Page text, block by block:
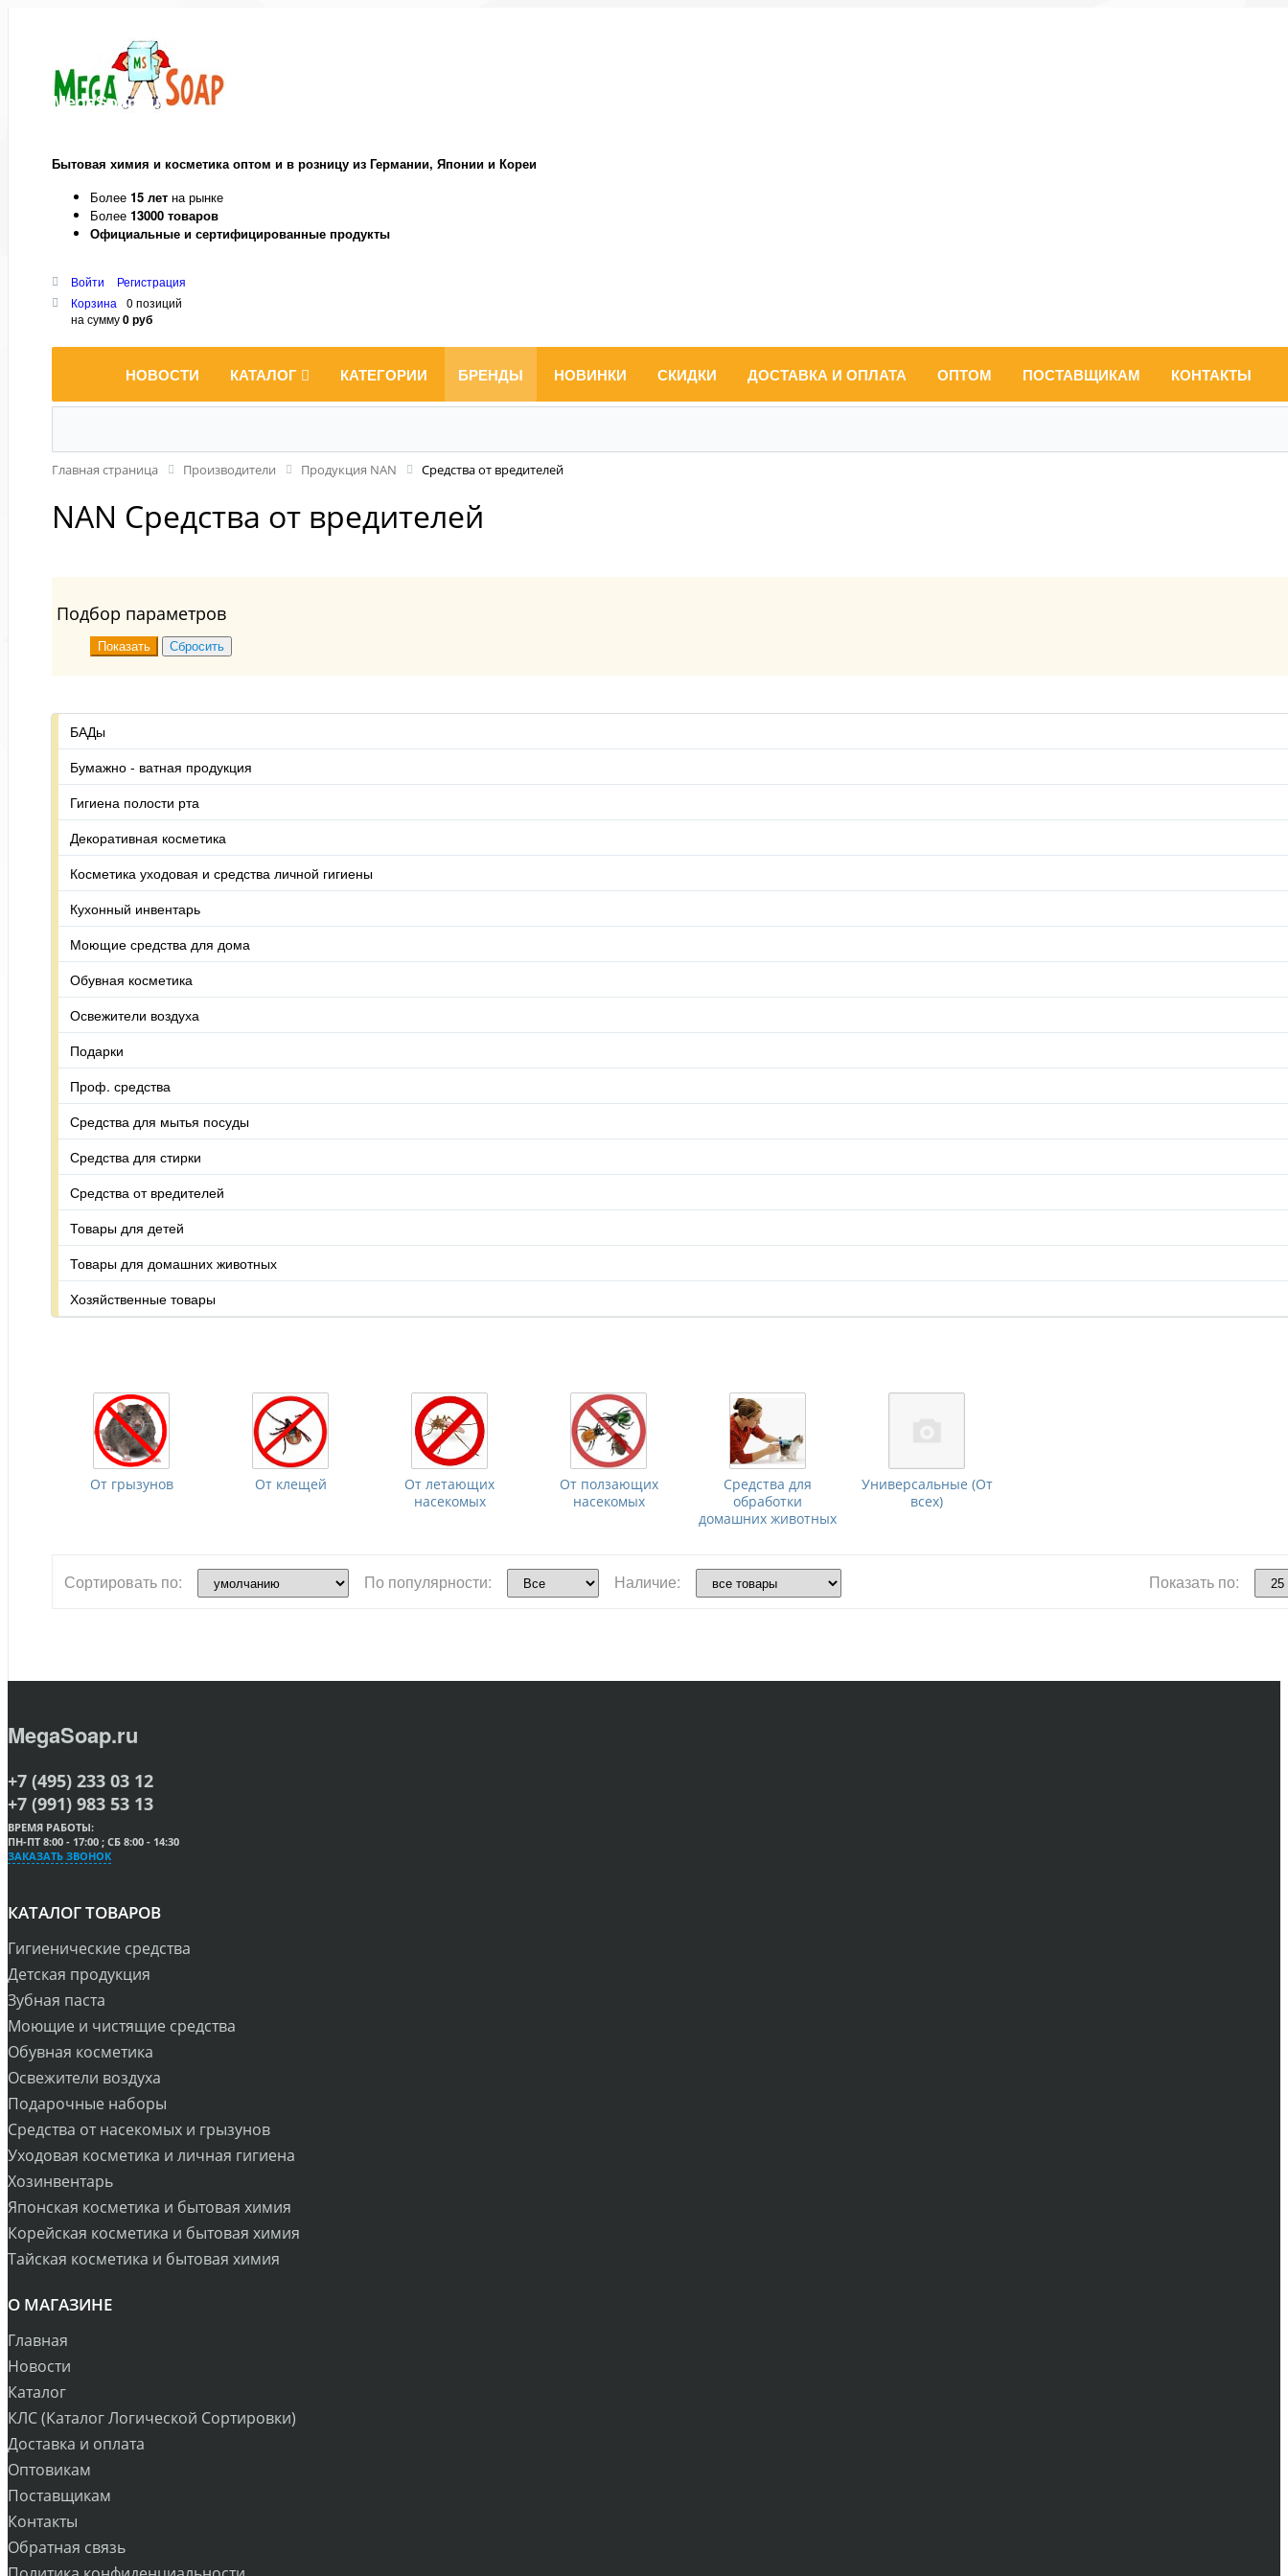
MegaSoap.ru
Бытовая химия и косметика оптом и в розницу из Германии, Японии и Кореи
Более 15 лет на рынке
Более 13000 товаров
Официальные и сертифицированные продукты
Войти
Регистрация
Корзина
0 позиций
на сумму0 руб
НОВОСТИ КАТАЛОГ КАТЕГОРИИ БРЕНДЫ НОВИНКИ СКИДКИ ДОСТАВКА И ОПЛАТА ОПТОМ ПОСТАВЩИКАМ КОНТАКТЫ
Главная страница Производители Продукция NAN Средства от вредителей
NAN Средства от вредителей
Подбор параметров
БАДы
Бумажно - ватная продукция
Гигиена полости рта
Декоративная косметика
Косметика уходовая и средства личной гигиены
Кухонный инвентарь
Моющие средства для дома
Обувная косметика
Освежители воздуха
Подарки
Проф. средства
Средства для мытья посуды
Средства для стирки
Средства от вредителей
Товары для детей
Товары для домашних животных
Хозяйственные товары
От грызунов От клещей
От летающих
насекомых
От ползающих
насекомых
Средства для
обработки
домашних животных
Универсальные (От
всех)
Сортировать по: По популярности: Наличие: Показать по:
MegaSoap.ru
+7 (495) 233 03 12
+7 (991) 983 53 13
ВРЕМЯ РАБОТЫ:
ПН-ПТ 8:00 - 17:00 ; СБ 8:00 - 14:30
ЗАКАЗАТЬ ЗВОНОК
КАТАЛОГ ТОВАРОВ
Гигиенические средства
Детская продукция
Зубная паста
Моющие и чистящие средства
Обувная косметика
Освежители воздуха
Подарочные наборы
Средства от насекомых и грызунов
Уходовая косметика и личная гигиена
Хозинвентарь
Японская косметика и бытовая химия
Корейская косметика и бытовая химия
Тайская косметика и бытовая химия
О МАГАЗИНЕ
Главная
Новости
Каталог
КЛС (Каталог Логической Сортировки)
Доставка и оплата
Оптовикам
Поставщикам
Контакты
Обратная связь